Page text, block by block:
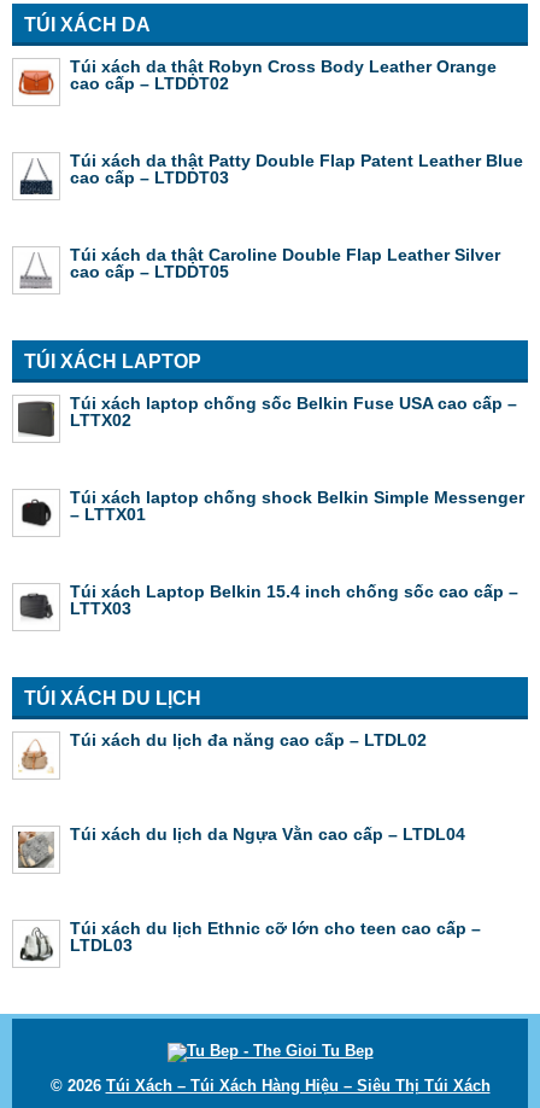
TÚI XÁCH DA
Túi xách da thật Robyn Cross Body Leather Orange
cao cấp – LTDDT02
Túi xách da thật Patty Double Flap Patent Leather Blue
cao cấp – LTDDT03
Túi xách da thật Caroline Double Flap Leather Silver
cao cấp – LTDDT05
TÚI XÁCH LAPTOP
Túi xách laptop chống sốc Belkin Fuse USA cao cấp –
LTTX02
Túi xách laptop chống shock Belkin Simple Messenger
– LTTX01
Túi xách Laptop Belkin 15.4 inch chống sốc cao cấp –
LTTX03
TÚI XÁCH DU LỊCH
Túi xách du lịch đa năng cao cấp – LTDL02
Túi xách du lịch da Ngựa Vằn cao cấp – LTDL04
Túi xách du lịch Ethnic cỡ lớn cho teen cao cấp –
LTDL03
© 2026 Túi Xách – Túi Xách Hàng Hiệu – Siêu Thị Túi Xách